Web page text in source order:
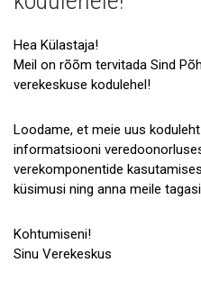
Galerii
Koostöö
Tule tööle!
Tule ekskursioonile!
Andmekaitse
Hea Külastaja!
Meil on rõõm tervitada Sind
verekeskuse kodulehel!
Loodame, et meie uus
informatsiooni
verekomponentide
küsimusi ning anna meile
Kohtumiseni!
Sinu Verekeskus